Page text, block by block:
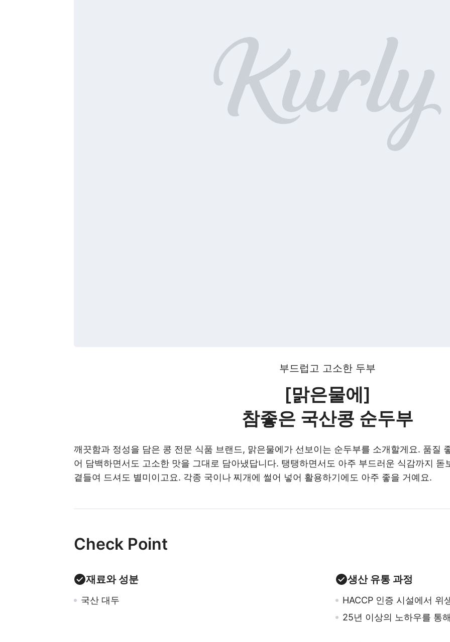
부드럽고 고소한 두부
[맑은물에]
참좋은 국산콩 순두부
깨끗함과 정성을 담은 콩 전문 식품 브랜드, 맑은물에가 선보이는 순두부를 소개할게요. 품질
어 담백하면서도 고소한 맛을 그대로 담아냈답니다. 탱탱하면서도 아주 부드러운 식감까지 돋
곁들여 드셔도 별미이고요. 각종 국이나 찌개에 썰어 넣어 활용하기에도 아주 좋을 거예요.
Check Point
재료와 성분
국산 대두
생산 유통 과정
HACCP 인증 시설에서 위
25년 이상의 노하우를 통